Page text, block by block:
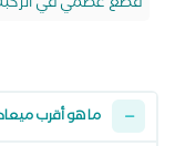
ما هو أقرب